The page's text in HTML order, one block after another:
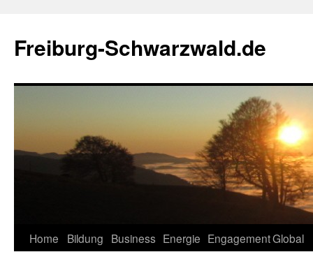
springen
Freiburg-Schwarzwald.de
Home Bildung Business Energie EngagementGlobal